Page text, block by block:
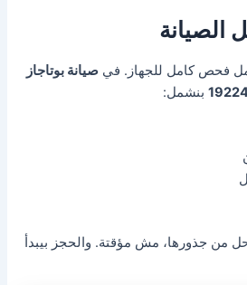
فحص كامل للجهاز. فيصيانة بوتاجاز
بنشمل:
من جذورها، مش مؤقتة. والحجز بيبدأ